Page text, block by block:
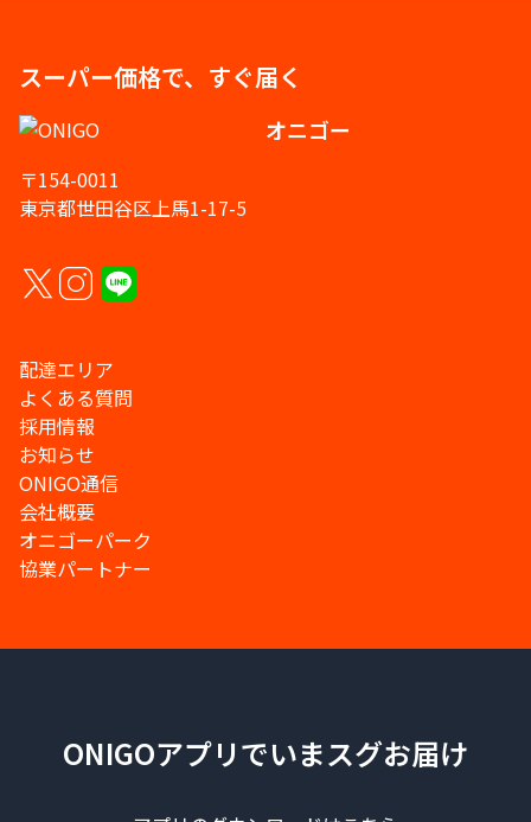
スーパー価格で、すぐ届く
オニゴー
〒154-0011
東京都世田谷区上馬1-17-5
配達エリア
よくある質問
採用情報
お知らせ
ONIGO通信
会社概要
オニゴーパーク
協業パートナー
ONIGOアプリでいまスグお届け